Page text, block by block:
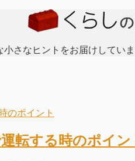
さなヒントをお届けしてい
転する時のポイン